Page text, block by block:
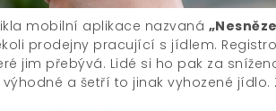
mobilní aplikace nazvaná
prodejny pracující s jídlem.
jim přebývá. Lidé si ho pak za
a šetří to jinak vyhozené jídlo.